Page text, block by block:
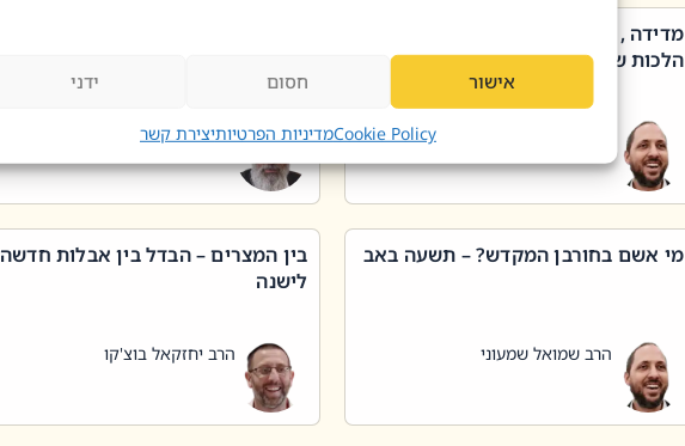
אישור חסום ידני
Cookie Policyמדיניות הפרטיותיצירת קשר
מדידה , קניה , שטיפת כלים בשבת –
הלכות שבת – סימן שכג
הרב יאיר בידני
מי אשם בחורבן המקדש? – תשעה באב
הרב שמואל שמעוני
בין המצרים – הבדל בין אבלות חדשה
לישנה
הרב יחזקאל בוצ'קו